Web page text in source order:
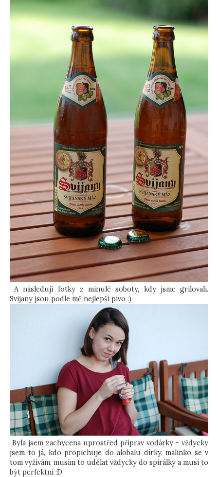
A následují fotky z minulé soboty, kdy jsme grilovali.
Svijany jsou podle mě nejlepší pivo :)
Byla jsem zachycena uprostřed příprav vodárky - vždycky
jsem to já, kdo propichuje do alobalu dírky, malinko se v
tom vyžívám, musím to udělat vždycky do spirálky a musí to
být perfektní :D